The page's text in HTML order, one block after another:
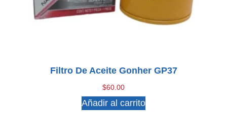
Filtro De Aceite Gonher GP37
$60.00
Añadir al carrito